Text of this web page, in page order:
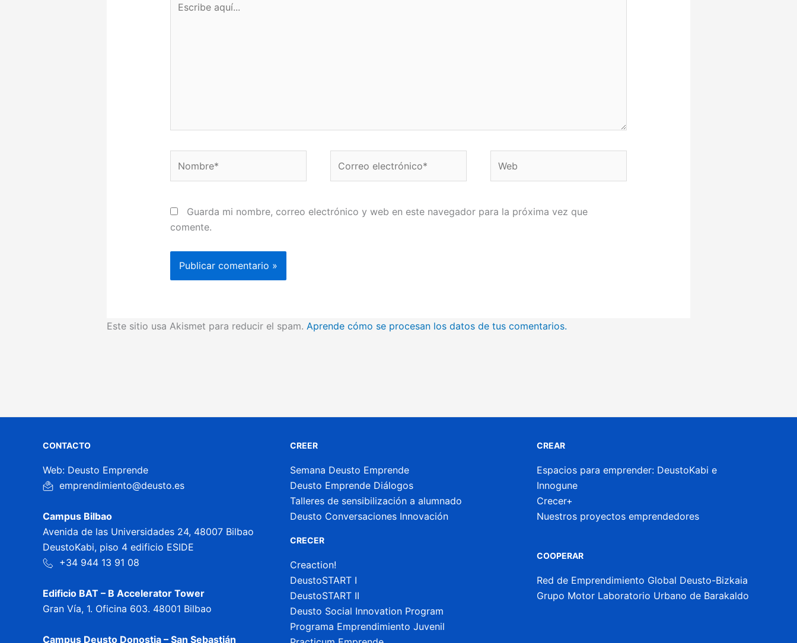
aquí...
electrónico*
Guarda mi nombre, correo electrónico y web en este navegador para la próxima vez que
comente.
Este sitio usa Akismet para reducir el spam. Aprende cómo se procesan los datos de tus comentarios.
CONTACTO
Web: Deusto Emprende
emprendimiento@deusto.es
Campus Bilbao
Avenida de las Universidades 24, 48007 Bilbao
DeustoKabi, piso 4 edificio ESIDE
+34 944 13 91 08
Edificio BAT – B Accelerator Tower
Gran Vía, 1. Oficina 603. 48001 Bilbao
Campus Deusto Donostia – San Sebastián
CREER
Semana Deusto Emprende
Deusto Emprende Diálogos
Talleres de sensibilización a alumnado
Deusto Conversaciones Innovación
CRECER
Creaction!
DeustoSTART I
DeustoSTART II
Deusto Social Innovation Program
Programa Emprendimiento Juvenil
CREAR
Espacios para emprender: DeustoKabi e
Innogune
Crecer+
Nuestros proyectos emprendedores
COOPERAR
Red de Emprendimiento Global Deusto-Bizkaia
Grupo Motor Laboratorio Urbano de Barakaldo